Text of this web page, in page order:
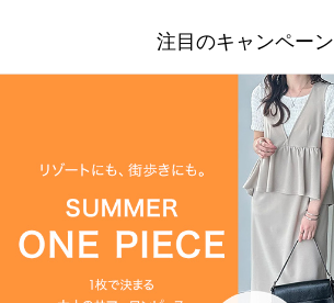
注目のキャンペーン